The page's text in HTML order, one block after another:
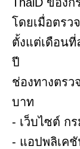
โดยเมื่อตรว
ตั้งแต่เดือนที่
ปี
ช่องทางตร
บาท
- เว็บไซต์ ก
- แอปพลิเคชั